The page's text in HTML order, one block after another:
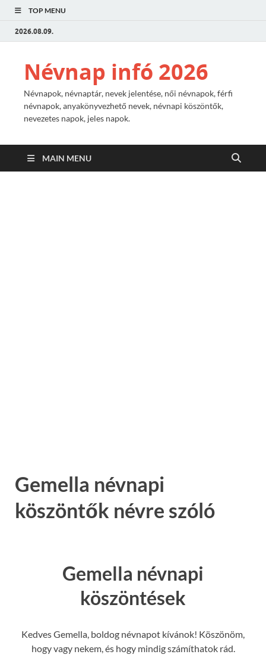
TOP MENU
2026.08.09.
Névnap infó 2026
Névnapok, névnaptár, nevek jelentése, női névnapok, férfi
névnapok, anyakönyvezhető nevek, névnapi köszöntők,
nevezetes napok, jeles napok.
MAIN MENU
Gemella névnapi
köszöntők névre szóló
Gemella névnapi
köszöntések
Kedves Gemella, boldog névnapot kívánok! Köszönöm,
hogy vagy nekem, és hogy mindig számíthatok rád.